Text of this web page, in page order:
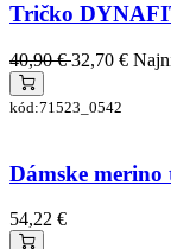
Tričko
40,90 €32,70 €
kód:71523_0542
Dámske
54,22 €